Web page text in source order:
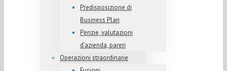
Predisposizione di
Business Plan
Perizie, valutazioni
d’azienda, pareri
Operazioni straordinarie